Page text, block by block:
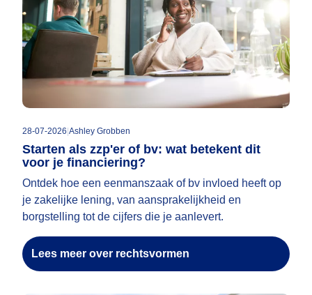
28-07-2026 Ashley Grobben
Starten als zzp'er of bv: wat betekent dit
voor je financiering?
Ontdek hoe een eenmanszaak of bv invloed heeft op
je zakelijke lening, van aansprakelijkheid en
borgstelling tot de cijfers die je aanlevert.
Lees meer over rechtsvormen